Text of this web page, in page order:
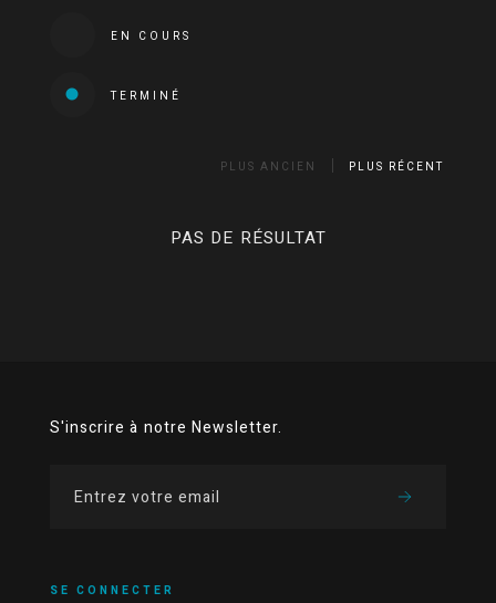
EN COURS
TERMINÉ
PLUS ANCIEN PLUS RÉCENT
PAS DE RÉSULTAT
S'inscrire à notre Newsletter.
SE CONNECTER